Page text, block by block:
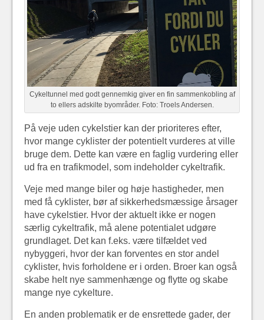
Cykeltunnel med godt gennemkig giver en fin sammenkobling af
to ellers adskilte byområder. Foto: Troels Andersen.
På veje uden cykelstier kan der prioriteres efter,
hvor mange cyklister der potentielt vurderes at ville
bruge dem. Dette kan være en faglig vurdering eller
ud fra en trafikmodel, som indeholder cykeltrafik.
Veje med mange biler og høje hastigheder, men
med få cyklister, bør af sikkerhedsmæssige årsager
have cykelstier. Hvor der aktuelt ikke er nogen
særlig cykeltrafik, må alene potentialet udgøre
grundlaget. Det kan f.eks. være tilfældet ved
nybyggeri, hvor der kan forventes en stor andel
cyklister, hvis forholdene er i orden. Broer kan også
skabe helt nye sammenhænge og flytte og skabe
mange nye cykelture.
En anden problematik er de ensrettede gader, der